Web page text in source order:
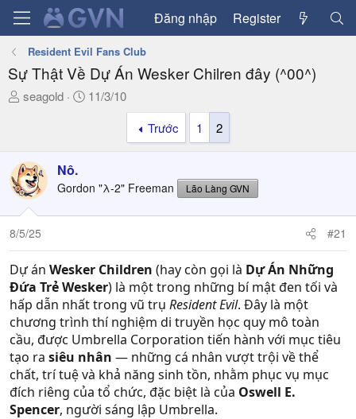
Đăng nhập Register
Resident Evil Fans Club
Sự Thật Về Dự Án Wesker Chilren đây (^00^)
T
a
d
s
t
a
e
r
seagold
N
i
11/3/10
Trước
1 2
Nô.
Gordon "λ-2" Freeman Lão Làng GVN
8/5/25 #21
Dự án Wesker Children (hay còn gọi là Dự Án Những
Đứa Trẻ Wesker) là một trong những bí mật đen tối và
hấp dẫn nhất trong vũ trụ Resident Evil. Đây là một
chương trình thí nghiệm di truyền học quy mô toàn
cầu, được Umbrella Corporation tiến hành với mục tiêu
tạo ra siêu nhân — những cá nhân vượt trội về thể
chất, trí tuệ và khả năng sinh tồn, nhằm phục vụ mục
đích riêng của tổ chức, đặc biệt là của Oswell E.
Spencer, người sáng lập Umbrella.